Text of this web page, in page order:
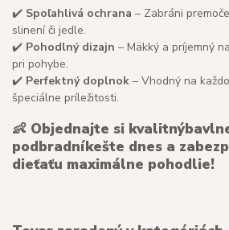
✔️ Spoľahlivá ochrana – Zabráni
slinení či jedle.
✔️ Pohodlný dizajn – Mäkký a príjemný
pri pohybe.
✔️ Perfektný doplnok – Vhodný na
špeciálne príležitosti.
👶 Objednajte si kvalitný
podbradníkešte dnes a
dieťaťu maximálne pohodlie!